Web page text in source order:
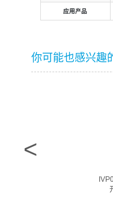
应用产品
你可能也感兴趣